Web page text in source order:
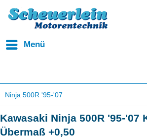
Menü
Ninja 500R '95-'07
Kawasaki Ninja 500R '95-'07
Übermaß +0,50